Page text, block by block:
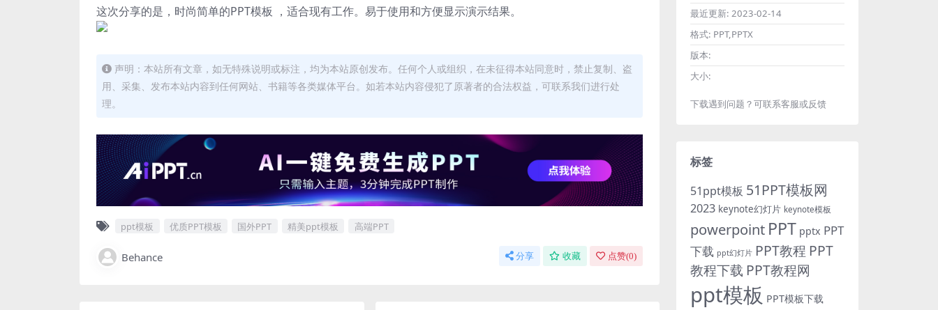
这次分享的是，时尚简单的PPT模板 ，适合现有工作。易于使用和方便显示演示结果。
声明：本站所有文章，如无特殊说明或标注，均为本站原创发布。任何个人或组织，在未征得本站同意时，禁止复制、盗
用、采集、发布本站内容到任何网站、书籍等各类媒体平台。如若本站内容侵犯了原著者的合法权益，可联系我们进行处
理。
ppt模板 优质PPT模板 国外PPT 精美ppt模板 高端PPT
Behance 分享 收藏 点赞(0)
最近更新: 2023-02-14
格式: PPT,PPTX
版本:
大小:
下载遇到问题？可联系客服或反馈
标签
51ppt模板 51PPT模板网
2023 keynote幻灯片 keynote模板
powerpoint PPT pptx PPT
下载 ppt幻灯片 PPT教程 PPT
教程下载 PPT教程网
ppt模板 PPT模板下载